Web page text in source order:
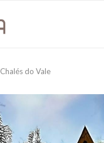
Chalés do Vale